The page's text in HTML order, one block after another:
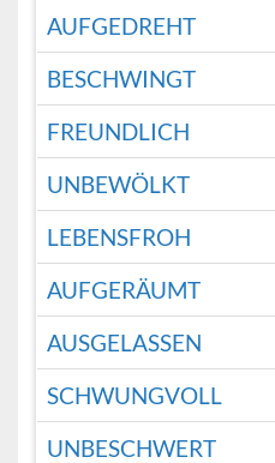
AUFGEDREHT
BESCHWINGT
FREUNDLICH
UNBEWÖLKT
LEBENSFROH
AUFGERÄUMT
AUSGELASSEN
SCHWUNGVOLL
UNBESCHWERT